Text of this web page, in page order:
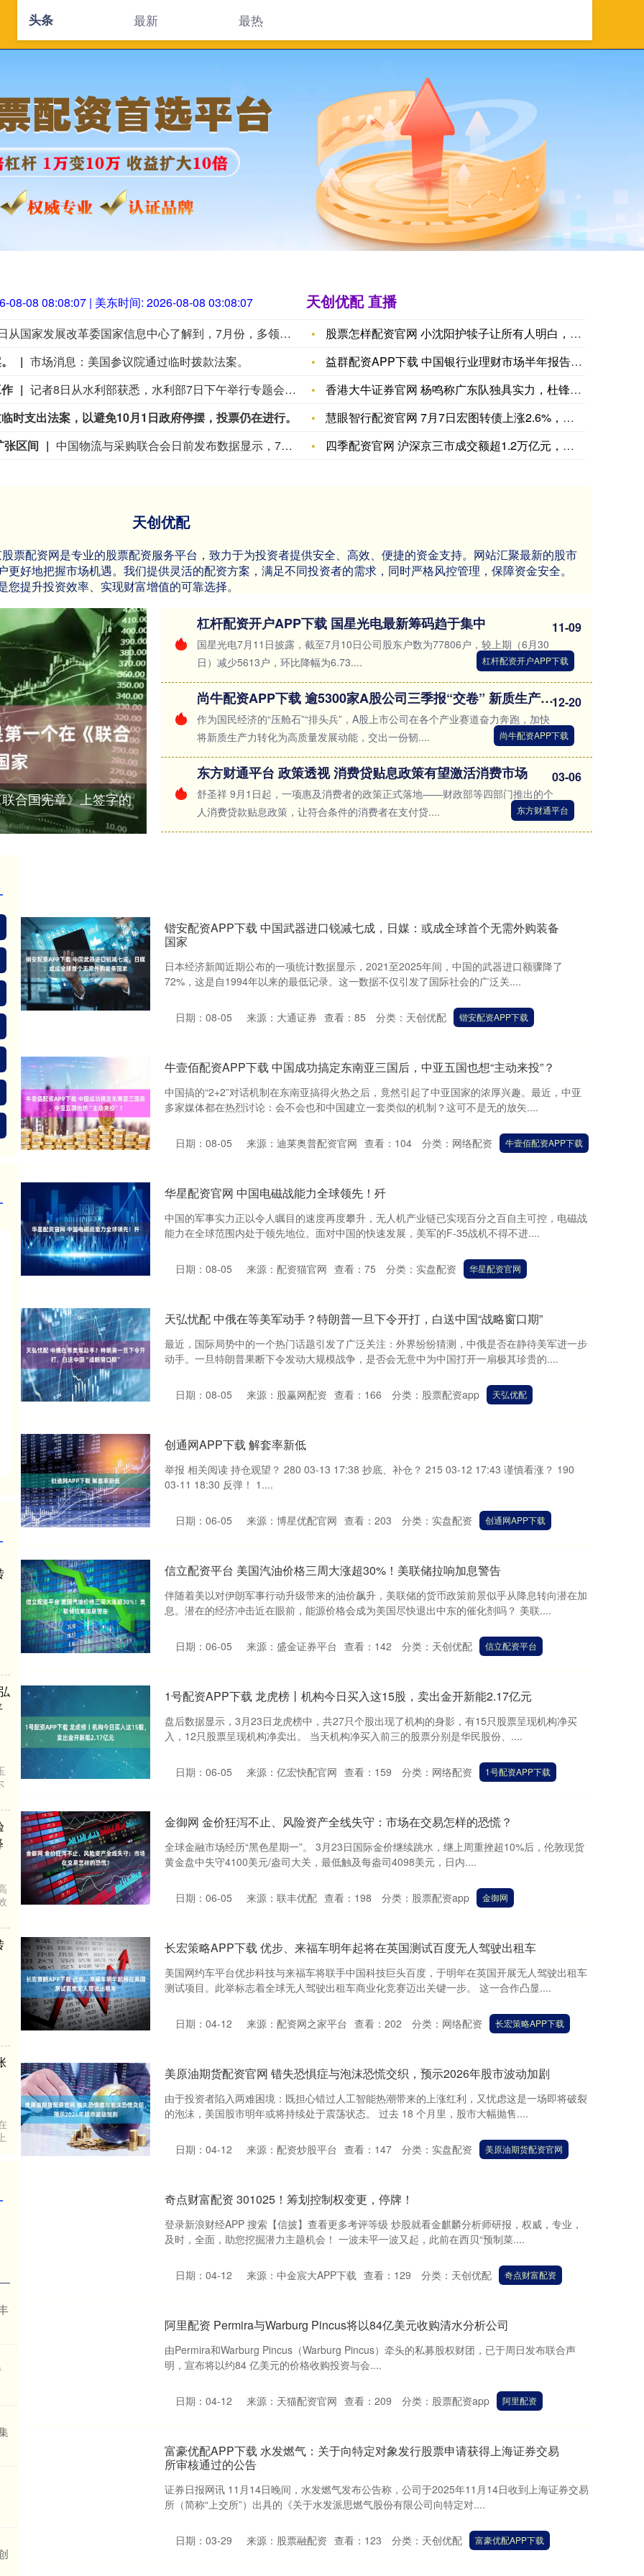
天创优配
08-08 08:08:08 | 美东时间: 2026-08-08 03:08:08
记者8日从国家发展改革委国家信息中心了解到，7月份，多领域高频数据平稳向好，线下消费稳步增长，投资结构不断优化，市场资本主动布局新质生产力相关赛道，创新活力持续迸发。线下消费大数据显示，7月各类消费支付金额同比增长2.2%，增速比上月提高0.8个百分点。其中，家用电器与音像器材类支付金额同比增长8.5%，增速比上月提高10.9个百分点。反映中小商户经营状况的“收钱吧”实体商业活力指数升至81.9，较上月提高3.1%。（新华社）
市场消息：美国参议院通过临时拨款法案。
记者8日从水利部获悉，水利部7日下午举行专题会商，分析研判今年第13号台风“白海豚”发展态势及影响，系统安排部署台风暴雨洪水防御工作。记者了解到，台风“白海豚”具有登陆强度大、携带水汽足、影响范围广、持续时间长等突出特点。受其影响，预报8月8日至16日，浙闽地区及太湖、长江、淮河、黄河、海河、辽河等流域部分河流将出现明显涨水过程，部分中小河流可能发生较大洪水，部分地区山洪灾害风险高。（新华社）
时支出法案，以避免10月1日政府停摆，投票仍在进行。
市场消息：美国参议院获得足够票数通过临时支出法案，以避免
张区间
中国物流与采购联合会日前发布数据显示，7月份，中国物流业景气指数为50.4%，环比回落0.2个百分点，但总体仍保持在扩张区间。物流业务总量指数小幅波动，部分行业扩张，重点领域快速发展。中国物流信息中心副总经济师胡焓介绍，物流业务总量指数连续3个月处于扩张区间，分领域来看，铁路运输业、道路运输业、邮政快递业、多式联运领域业务总量指数处于扩张区间，其中多式联运领域业务总量指数为54%，环比回升0.5个百分点。（新华社）
天创优配 直播
股票怎样配资官网 小沈阳护犊子让所有人明白，托举和兜底才是，
益群配资APP下载 中国银行业理财市场半年报告(2025年上
香港大牛证券官网 杨鸣称广东队独具实力，杜锋淡定回应
慧眼智行配资官网 7月7日宏图转债上涨2.6%，转股溢价率1
四季配资官网 沪深京三市成交额超1.2万亿元，较上日此时缩量
天创优配
票配资网是专业的股票配资服务平台，致力于为投资者提供安全、高效、便捷的资金支持。网站汇聚最新的股市
好地把握市场机遇。我们提供灵活的配资方案，满足不同投资者的需求，同时严格风控管理，保障资金安全。
提升投资效率、实现财富增值的可靠选择。
合国宪章》上签字的
杠杆配资开户APP下载 国星光电最新筹码趋于集中
国星光电7月11日披露，截至7月10日公司股东户数为77806户，较上期（6月30
日）减少5613户，环比降幅为6.73....
杠杆配资开户APP下载
11-09
尚牛配资APP下载 逾5300家A股公司三季报“交卷” 新质生产力引领产业“加速跑”
作为国民经济的“压舱石”“排头兵”，A股上市公司在各个产业赛道奋力奔跑，加快
将新质生产力转化为高质量发展动能，交出一份韧....
尚牛配资APP下载
12-20
东方财通平台 政策透视 消费贷贴息政策有望激活消费市场
舒圣祥 9月1日起，一项惠及消费者的政策正式落地——财政部等四部门推出的个
人消费贷款贴息政策，让符合条件的消费者在支付贷....
东方财通平台
03-06
头条 最新 最热
锴安配资APP下载 中国武器进口锐减七成，日媒：或成全球首个无需外购装备
国家
日本经济新闻近期公布的一项统计数据显示，2021至2025年间，中国的武器进口额骤降了
72%，这是自1994年以来的最低记录。这一数据不仅引发了国际社会的广泛关....
日期：08-05 来源：大通证券 查看： 85 分类： 天创优配 锴安配资APP下载
牛壹佰配资APP下载 中国成功搞定东南亚三国后，中亚五国也想“主动来投”？
中国搞的“2+2”对话机制在东南亚搞得火热之后，竟然引起了中亚国家的浓厚兴趣。最近，中亚
多家媒体都在热烈讨论：会不会也和中国建立一套类似的机制？这可不是无的放矢....
日期：08-05 来源：迪莱奥普配资官网 查看： 104 分类： 网络配资 牛壹佰配资APP下载
华星配资官网 中国电磁战能力全球领先！歼
中国的军事实力正以令人瞩目的速度再度攀升，无人机产业链已实现百分之百自主可控，电磁战
能力在全球范围内处于领先地位。面对中国的快速发展，美军的F-35战机不得不进....
日期：08-05 来源：配资猫官网 查看： 75 分类： 实盘配资 华星配资官网
天弘忧配 中俄在等美军动手？特朗普一旦下令开打，白送中国“战略窗口期”
最近，国际局势中的一个热门话题引发了广泛关注：外界纷纷猜测，中俄是否在静待美军进一步
动手。一旦特朗普果断下令发动大规模战争，是否会无意中为中国打开一扇极其珍贵的....
日期：08-05 来源：股赢网配资 查看： 166 分类： 股票配资app 天弘优配
创通网APP下载 解套率新低
举报 相关阅读 持仓观望？ 280 03-13 17:38 抄底、补仓？ 215 03-12 17:43 谨慎看涨？ 190
03-11 18:30 反弹！ 1....
日期：06-05 来源：博星优配官网 查看： 203 分类： 实盘配资 创通网APP下载
信立配资平台 美国汽油价格三周大涨超30%！美联储拉响加息警告
伴随着美以对伊朗军事行动升级带来的油价飙升，美联储的货币政策前景似乎从降息转向潜在加
息。潜在的经济冲击近在眼前，能源价格会成为美国尽快退出中东的催化剂吗？ 美联....
日期：06-05 来源：盛金证券平台 查看： 142 分类： 天创优配 信立配资平台
1号配资APP下载 龙虎榜丨机构今日买入这15股，卖出金开新能2.17亿元
盘后数据显示，3月23日龙虎榜中，共27只个股出现了机构的身影，有15只股票呈现机构净买
入，12只股票呈现机构净卖出。 当天机构净买入前三的股票分别是华民股份、....
日期：06-05 来源：亿宏快配官网 查看： 159 分类： 网络配资 1号配资APP下载
金御网 金价狂泻不止、风险资产全线失守：市场在交易怎样的恐慌？
全球金融市场经历“黑色星期一”。 3月23日国际金价继续跳水，继上周重挫超10%后，伦敦现货
黄金盘中失守4100美元/盎司大关，最低触及每盎司4098美元，日内....
日期：06-05 来源：联丰优配 查看： 198 分类： 股票配资app 金御网
长宏策略APP下载 优步、来福车明年起将在英国测试百度无人驾驶出租车
美国网约车平台优步科技与来福车将联手中国科技巨头百度，于明年在英国开展无人驾驶出租车
测试项目。此举标志着全球无人驾驶出租车商业化竞赛迈出关键一步。 这一合作凸显....
日期：04-12 来源：配资网之家平台 查看： 202 分类： 网络配资 长宏策略APP下载
美原油期货配资官网 错失恐惧症与泡沫恐慌交织，预示2026年股市波动加剧
由于投资者陷入两难困境：既担心错过人工智能热潮带来的上涨红利，又忧虑这是一场即将破裂
的泡沫，美国股市明年或将持续处于震荡状态。 过去 18 个月里，股市大幅抛售....
日期：04-12 来源：配资炒股平台 查看： 147 分类： 实盘配资 美原油期货配资官网
奇点财富配资 301025！筹划控制权变更，停牌！
登录新浪财经APP 搜索【信披】查看更多考评等级 炒股就看金麒麟分析师研报，权威，专业，
及时，全面，助您挖掘潜力主题机会！ 一波未平一波又起，此前在西贝“预制菜....
日期：04-12 来源：中金宸大APP下载 查看： 129 分类： 天创优配 奇点财富配资
阿里配资 Permira与Warburg Pincus将以84亿美元收购清水分析公司
由Permira和Warburg Pincus（Warburg Pincus）牵头的私募股权财团，已于周日发布联合声
明，宣布将以约84 亿美元的价格收购投资与会....
日期：04-12 来源：天猫配资官网 查看： 209 分类： 股票配资app 阿里配资
富豪优配APP下载 水发燃气：关于向特定对象发行股票申请获得上海证券交易
所审核通过的公告
证券日报网讯 11月14日晚间，水发燃气发布公告称，公司于2025年11月14日收到上海证券交易
所（简称“上交所”）出具的《关于水发派思燃气股份有限公司向特定对....
日期：03-29 来源：股票融配资 查看： 123 分类： 天创优配 富豪优配APP下载
动弘
玉
尔
高
效
转
在